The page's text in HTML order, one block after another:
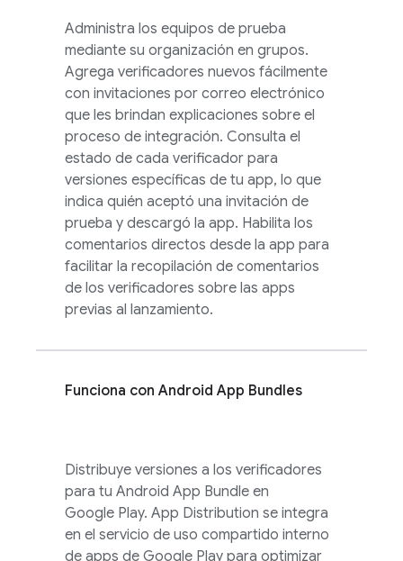
Administra los equipos de prueba
mediante su organización en grupos.
Agrega verificadores nuevos fácilmente
con invitaciones por correo electrónico
que les brindan explicaciones sobre el
proceso de integración. Consulta el
estado de cada verificador para
versiones específicas de tu app, lo que
indica quién aceptó una invitación de
prueba y descargó la app. Habilita los
comentarios directos desde la app para
facilitar la recopilación de comentarios
de los verificadores sobre las apps
previas al lanzamiento.
Funciona con Android App Bundles
Distribuye versiones a los verificadores
para tu Android App Bundle en
Google Play. App Distribution se integra
en el servicio de uso compartido interno
de apps de Google Play para optimizar